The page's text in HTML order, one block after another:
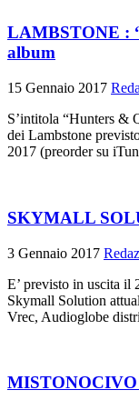
LAMBSTONE :
album
15 Gennaio 2017
S’intitola “Hunters &
dei Lambstone
2017 (preorder su
SKYMALL
3 Gennaio 2017
E’ previsto in uscita il
Skymall Solution
Vrec, Audioglobe
MISTONOCIVO